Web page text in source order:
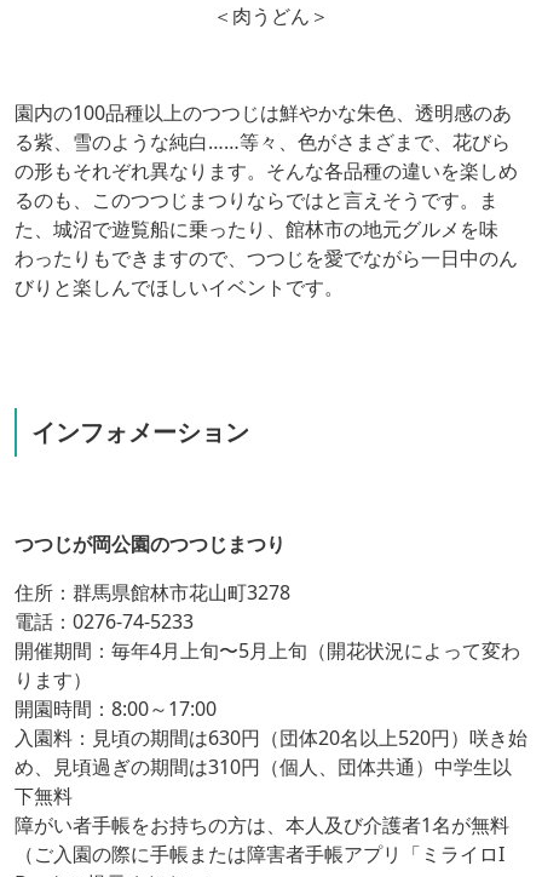
＜肉うどん＞
園内の100品種以上のつつじは鮮やかな朱色、透明感のあ
る紫、雪のような純白……等々、色がさまざまで、花びら
の形もそれぞれ異なります。そんな各品種の違いを楽しめ
るのも、このつつじまつりならではと言えそうです。ま
た、城沼で遊覧船に乗ったり、館林市の地元グルメを味
わったりもできますので、つつじを愛でながら一日中のん
びりと楽しんでほしいイベントです。
インフォメーション
つつじが岡公園のつつじまつり
住所：群馬県館林市花山町3278
電話：0276-74-5233
開催期間：毎年4月上旬〜5月上旬（開花状況によって変わ
ります）
開園時間：8:00～17:00
入園料：見頃の期間は630円（団体20名以上520円）咲き始
め、見頃過ぎの期間は310円（個人、団体共通）中学生以
下無料
障がい者手帳をお持ちの方は、本人及び介護者1名が無料
（ご入園の際に手帳または障害者手帳アプリ「ミライロI